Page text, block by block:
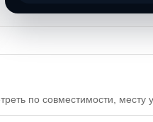
по совместимости, месту